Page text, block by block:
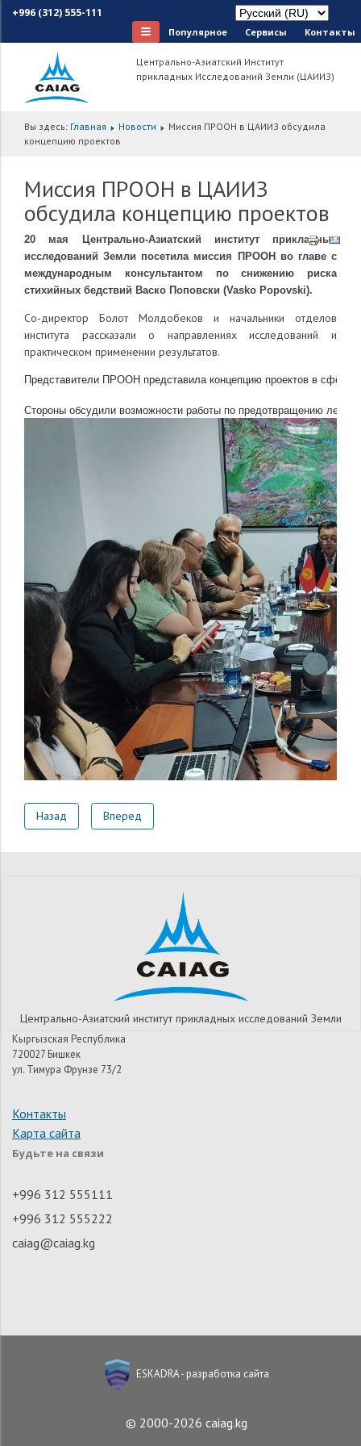
+996 (312) 555-111
Популярное Сервисы Контакты
Центрально-Азиатский Институт
прикладных Исследований Земли (ЦАИИЗ)
Вы здесь: Главная Новости
Миссия ПРООН в ЦАИИЗ обсудила
концепцию проектов
Миссия ПРООН в ЦАИИЗ
обсудила концепцию проектов
20 мая Центрально-Азиатский институт прикладных
исследований Земли посетила миссия ПРООН во главе с
международным консультантом по снижению риска
стихийных бедствий Васко Поповски (Vasko Popovski).
Со-директор Болот Молдобеков и начальники отделов
института рассказали о направлениях исследований и
практическом применении результатов.
Представители ПРООН представила концепцию проектов в сфере
Стороны обсудили возможности работы по предотвращению
Назад Вперед
Центрально-Азиатский институт прикладных исследований Земли
Кыргызская Республика
720027 Бишкек
ул. Тимура Фрунзе 73/2
Контакты
Карта сайта
Будьте на связи
+996 312 555111
+996 312 555222
caiag@caiag.kg
ESKADRA - разработка сайта
© 2000-2026 caiag.kg